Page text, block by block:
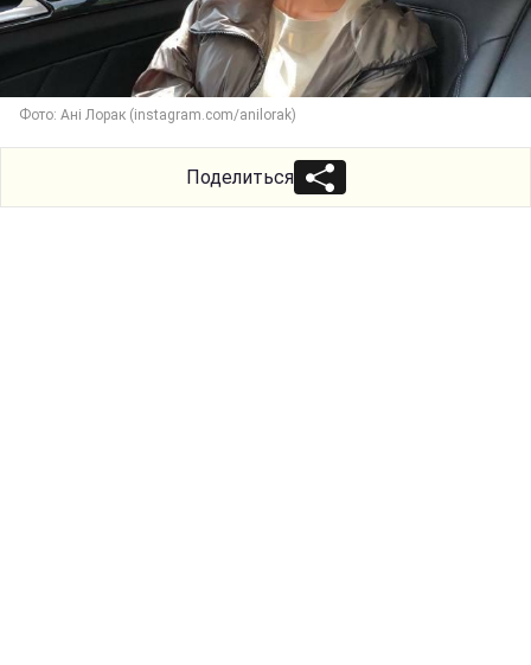
Фото: Ані Лорак (instagram.com/anilorak)
Поделиться